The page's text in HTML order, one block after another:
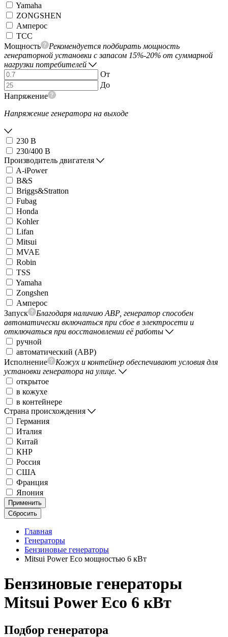
Yamaha
ZONGSHEN
Амперос
ТСС
Мощность
Рекомендуется подбирать мощность
генераторной установки с запасом 15%-20% от суммарной
нагрузки потребителей
От
До
Напряжение
Напряжение генератора на выходе
230 В
230/400 В
Производитель двигателя
A-iPower
B&S
Briggs&Stratton
Fubag
Honda
Kohler
Lifan
Mitsui
MVAE
Robin
TSS
Yamaha
Zongshen
Амперос
Запуск
Благодаря наличию АВР, генератор способен
автоматически включаться при сбое в электросети и
отключаться при восстановлении её работы
ручной
автоматический (АВР)
Исполнение
Кожух и контейнер обеспечивают условия для
установки генератора на улице.
открытое
в кожухе
в контейнере
Страна происхождения
Германия
Италия
Китай
КНР
Россия
США
Франция
Япония
Применить
Сбросить
Главная
Генераторы
Бензиновые генераторы
Mitsui Power Eco мощностью 6 кВт
Бензиновые генераторы
Mitsui Power Eco 6 кВт
Подбор генератора